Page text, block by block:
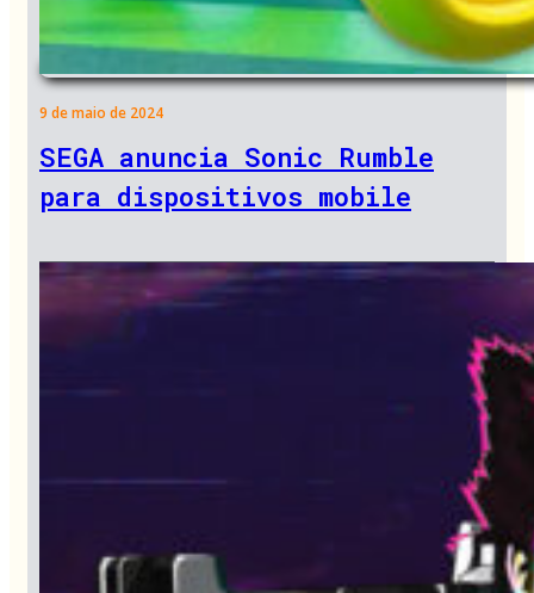
9 de maio de 2024
SEGA anuncia Sonic Rumble
para dispositivos mobile